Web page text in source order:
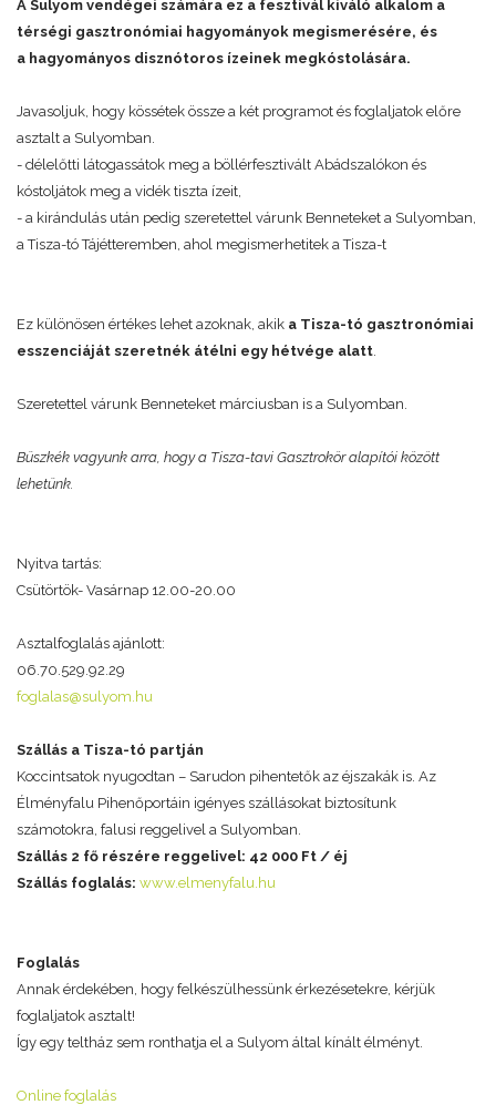
A Sulyom vendégei számára ez a fesztivál kiváló alkalom a
térségi gasztronómiai hagyományok megismerésére, és
a hagyományos disznótoros ízeinek megkóstolására.
Javasoljuk, hogy kössétek össze a két programot és foglaljatok előre
asztalt a Sulyomban.
- délelőtti látogassátok meg a böllérfesztivált Abádszalókon és
kóstoljátok meg a vidék tiszta ízeit,
- a kirándulás után pedig szeretettel várunk Benneteket a Sulyomban,
a Tisza-tó Tájétteremben, ahol megismerhetitek a Tisza-t
Ez különösen értékes lehet azoknak, akik a Tisza-tó gasztronómiai
esszenciáját szeretnék átélni egy hétvége alatt
Szeretettel várunk Benneteket márciusban is a Sulyomban.
Büszkék vagyunk arra, hogy a Tisza-tavi Gasztrokör alapítói között
lehetünk.
Nyitva tartás:
Csütörtök- Vasárnap 12.00-20.00
Asztalfoglalás ajánlott:
06.70.529.92.29
foglalas@sulyom.hu
Szállás a Tisza-tó partján
Koccintsatok nyugodtan – Sarudon pihentetők az éjszakák is. Az
Élményfalu Pihenőportáin igényes szállásokat biztosítunk
számotokra, falusi reggelivel a Sulyomban.
Szállás 2 fő részére reggelivel: 42 000 Ft / éj
Szállás foglalás: www.elmenyfalu.hu
Foglalás
Annak érdekében, hogy felkészülhessünk érkezésetekre, kérjük
foglaljatok asztalt!
Így egy teltház sem ronthatja el a Sulyom által kínált élményt.
Online foglalás